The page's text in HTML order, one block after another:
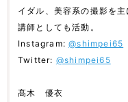
イダル、美容系の撮影を
講師としても活動。
Instagram:@shimpei65
Twitter: @shimpei65
髙木 優衣